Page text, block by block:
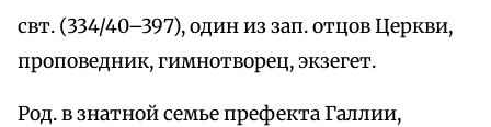
свт. (334/40–397), один из зап. отцов Церкви,
проповедник, гимнотворец, экзегет.
Род. в знатной семье префекта Галлии,